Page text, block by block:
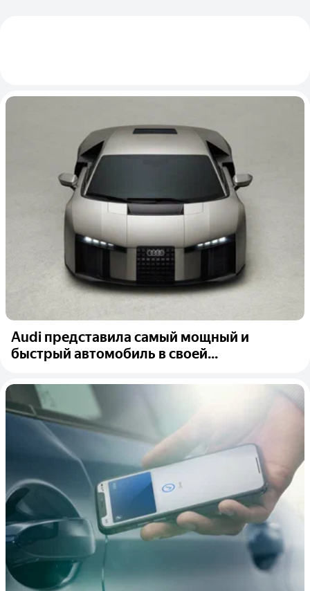
Audi представила самый мощный и
быстрый автомобиль в своей...